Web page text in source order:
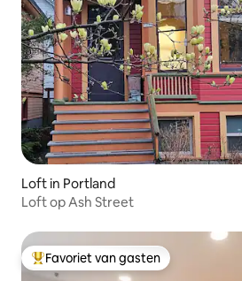
Loft in Portland
Loft op Ash Street
Topfavoriet van gasten
Favoriet van gasten